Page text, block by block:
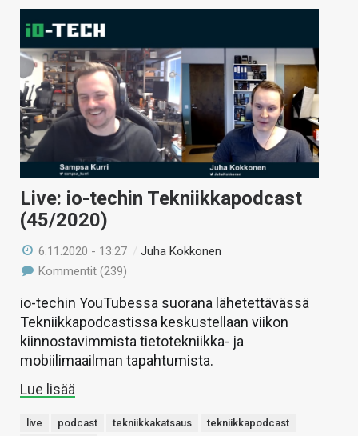
Live: io-techin Tekniikkapodcast
(45/2020)
6.11.2020 - 13:27 /Juha Kokkonen
Kommentit (239)
io-techin YouTubessa suorana lähetettävässä
Tekniikkapodcastissa keskustellaan viikon
kiinnostavimmista tietotekniikka- ja
mobiilimaailman tapahtumista.
Lue lisää
live podcast tekniikkakatsaus
tekniikkapodcast